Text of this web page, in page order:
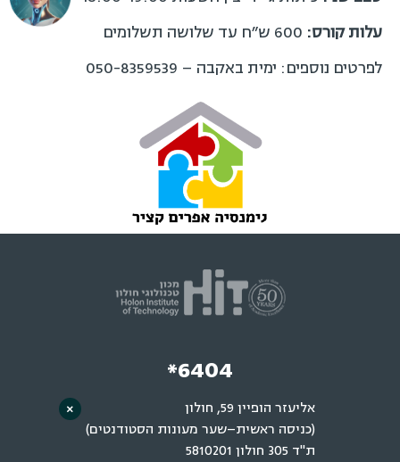
עלות קורס:
לפרטים נוספים: ימית באקבה – 050-8359539
*6404
אליעזר הופיין 59, חולון
(כניסה ראשית–שער מעונות הסטודנטים)
ת"ד 305 חולון 5810201
×